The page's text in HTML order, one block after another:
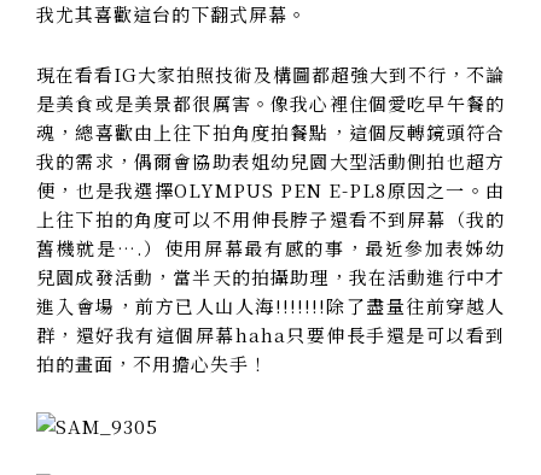
我尤其喜歡這台的下翻式屏幕。
現在看看IG大家拍照技術及構圖都超強大到不行，不論
是美食或是美景都很厲害。像我心裡住個愛吃早午餐的
魂，總喜歡由上往下拍角度拍餐點，這個反轉鏡頭符合
我的需求，偶爾會協助表姐幼兒園大型活動側拍也超方
便，也是我選擇OLYMPUS PEN E-PL8原因之一。由
上往下拍的角度可以不用伸長脖子還看不到屏幕（我的
舊機就是….） 使用屏幕最有感的事，最近參加表姊幼
兒園成發活動，當半天的拍攝助理，我在活動進行中才
進入會場，前方已人山人海!!!!!!!除了盡量往前穿越人
群，還好我有這個屏幕haha只要伸長手還是可以看到
拍的畫面，不用擔心失手！